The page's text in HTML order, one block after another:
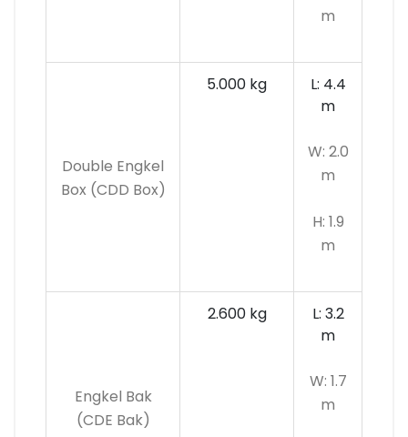
m
Double Engkel
Box (CDD Box)
5.000 kg
L: 4.4
m
W: 2.0
m
H: 1.9
m
Engkel Bak
(CDE Bak)
2.600 kg
L: 3.2
m
W: 1.7
m